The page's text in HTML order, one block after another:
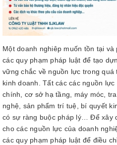
Một doanh nghiêp muốn tồn tại
các quy phạm pháp luật để tạo
vững chắc về nguồn lực trong
kinh doanh. Tất các các nguồn
chính, cơ sở hạ tầng, máy móc,
nghệ, sản phẩm trí tuệ, bí quyết
có sự ràng buộc pháp lý… Để xây
cho các nguồn lực của doanh
các quy phạm pháp luật để điều